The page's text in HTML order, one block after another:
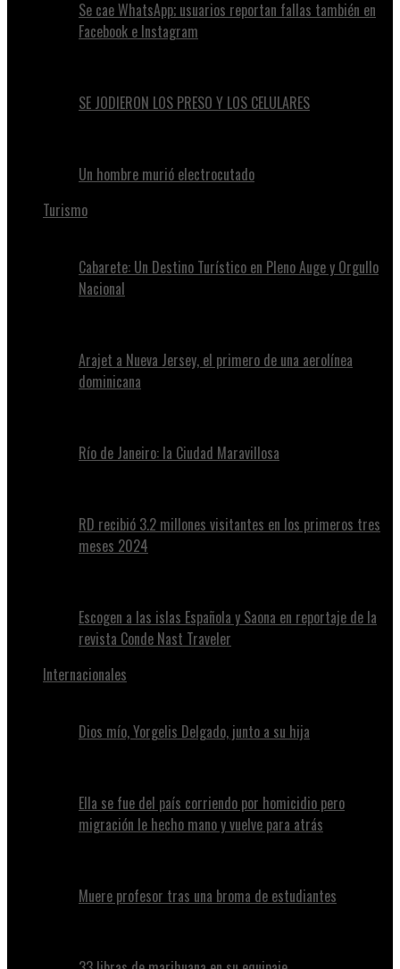
Se cae WhatsApp; usuarios reportan fallas también en
Facebook e Instagram
SE JODIERON LOS PRESO Y LOS CELULARES
Un hombre murió electrocutado
Turismo
Cabarete: Un Destino Turístico en Pleno Auge y Orgullo
Nacional
Arajet a Nueva Jersey, el primero de una aerolínea
dominicana
Río de Janeiro: la Ciudad Maravillosa
RD recibió 3.2 millones visitantes en los primeros tres
meses 2024
Escogen a las islas Española y Saona en reportaje de la
revista Conde Nast Traveler
Internacionales
Dios mío, Yorgelis Delgado, junto a su hija
Ella se fue del país corriendo por homicidio pero
migración le hecho mano y vuelve para atrás
Muere profesor tras una broma de estudiantes